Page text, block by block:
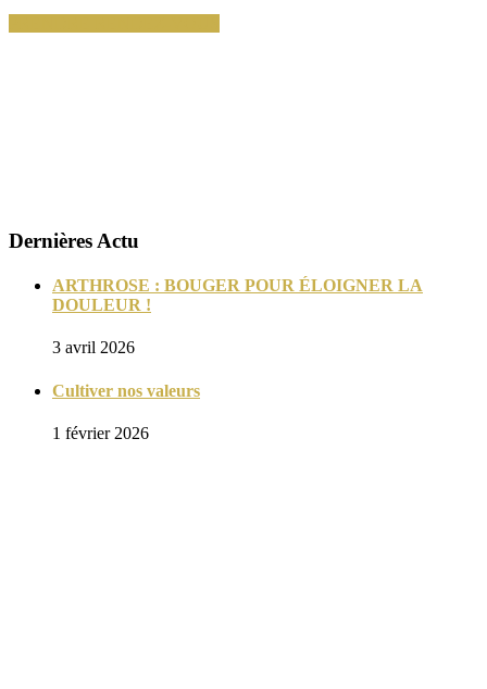
Dernières Actu
ARTHROSE : BOUGER POUR ÉLOIGNER LA
DOULEUR !
3 avril 2026
Cultiver nos valeurs
1 février 2026